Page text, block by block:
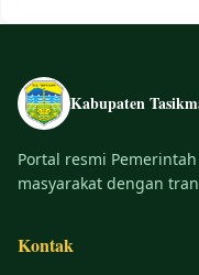
Kabupaten
Portal resmi
masyarakat dengan
Kontak